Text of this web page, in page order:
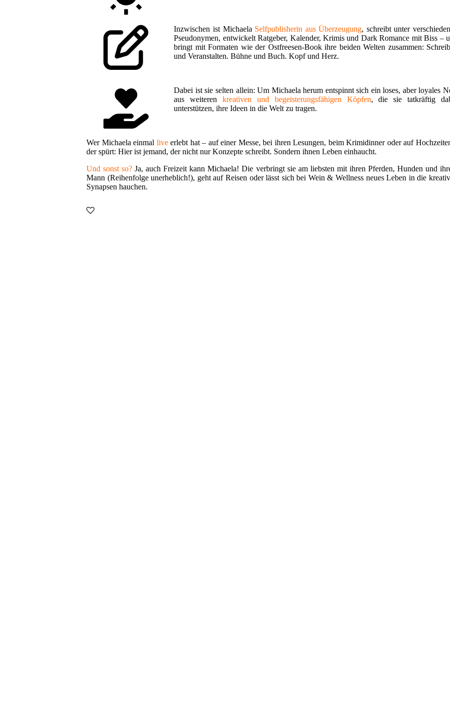
Inzwischen ist Michaela Selfpublisherin aus Überzeugung, schreibt unter
Pseudonymen, entwickelt Ratgeber, Kalender, Krimis und Dark Romance mit Biss –
bringt mit Formaten wie der Ostfreesen-Book ihre beiden Welten zusammen:
und Veranstalten. Bühne und Buch. Kopf und Herz.
Dabei ist sie selten allein: Um Michaela herum entspinnt sich ein loses, aber loyales
aus weiterenkreativen und begeisterungsfähigen Köpfen, die sie tatkräftig
unterstützen, ihre Ideen in die Welt zu tragen.
Wer Michaela einmal liveerlebt hat – auf einer Messe, bei ihren Lesungen, beim Krimidinner oder auf
der spürt: Hier ist jemand, der nicht nur Konzepte schreibt. Sondern ihnen Leben einhaucht.
Und sonst so? Ja, auch Freizeit kann Michaela! Die verbringt sie am liebsten mit ihren Pferden, Hunden und
Mann (Reihenfolge unerheblich!), geht auf Reisen oder lässt sich bei Wein & Wellness neues Leben in die
Synapsen hauchen.